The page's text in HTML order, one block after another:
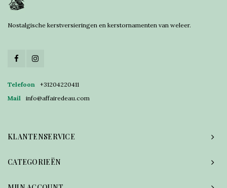
Nostalgische kerstversieringen en kerstornamenten van weleer.
Telefoon
+31204220411
Mail
info@affairedeau.com
KLANTENSERVICE
CATEGORIEËN